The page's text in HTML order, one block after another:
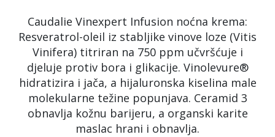
Caudalie Vinexpert Infusion noćna krema:
Resveratrol-oleil iz stabljike vinove loze (Vitis
Vinifera) titriran na 750 ppm učvršćuje i
djeluje protiv bora i glikacije. Vinolevure®
hidratizira i jača, a hijaluronska kiselina male
molekularne težine popunjava. Ceramid 3
obnavlja kožnu barijeru, a organski karite
maslac hrani i obnavlja.